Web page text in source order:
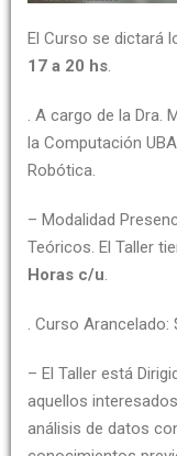
El Curso se dictará
17 a 20 hs.
. A cargo de la Dra.
la Computación
Robótica.
– Modalidad
Teóricos. El Taller
Horas c/u.
. Curso Arancelado:
– El Taller está
aquellos
análisis de datos